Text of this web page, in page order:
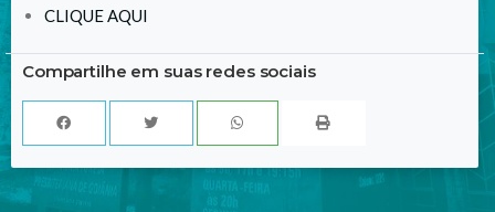
CLIQUE AQUI
Compartilhe em suas redes sociais